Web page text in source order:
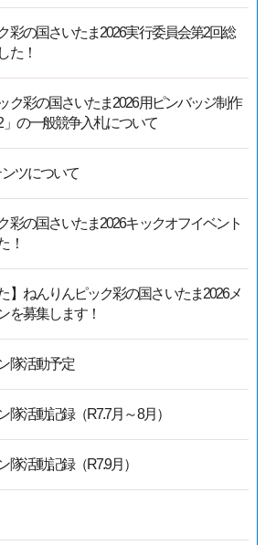
彩の国さいたま2026実行委員会第2回総
た！
ク彩の国さいたま2026用ピンバッジ制作
の一般競争入札について
ツについて
彩の国さいたま2026キックオフイベント
！
】ねんりんピック彩の国さいたま2026メ
を募集します！
隊活動予定
隊活動記録（R7.7月～8月）
隊活動記録（R7.9月）